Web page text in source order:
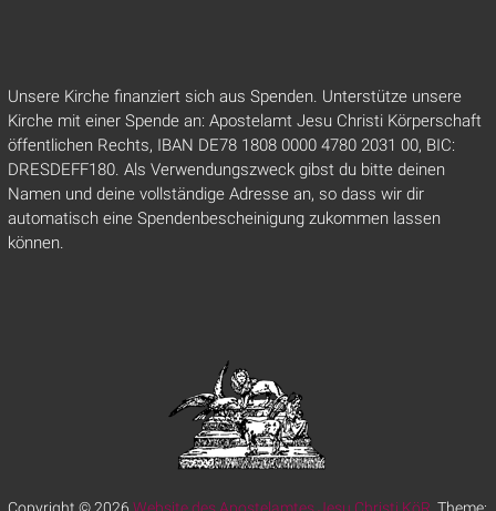
Unsere Kirche finanziert sich aus Spenden. Unterstütze unsere
Kirche mit einer Spende an: Apostelamt Jesu Christi Körperschaft
öffentlichen Rechts, IBAN DE78 1808 0000 4780 2031 00, BIC:
DRESDEFF180. Als Verwendungszweck gibst du bitte deinen
Namen und deine vollständige Adresse an, so dass wir dir
automatisch eine Spendenbescheinigung zukommen lassen
können.